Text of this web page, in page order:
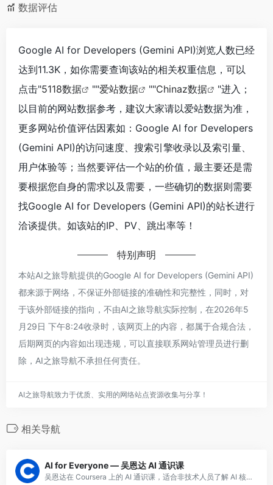
数据评估
Google AI for Developers (Gemini API)浏览人数已经
达到11.3K，如你需要查询该站的相关权重信息，可以
点击"5118数据 ""爱站数据 ""Chinaz数据
"进入；
以目前的网站数据参考，建议大家请以爱站数据为准，
更多网站价值评估因素如：Google AI for Developers
(Gemini API)的访问速度、搜索引擎收录以及索引量、
用户体验等；当然要评估一个站的价值，最主要还是需
要根据您自身的需求以及需要，一些确切的数据则需要
找Google AI for Developers (Gemini API)的站长进行
洽谈提供。如该站的IP、PV、跳出率等！
特别声明
本站AI之旅导航提供的Google AI for Developers (Gemini API)
都来源于网络，不保证外部链接的准确性和完整性，同时，对
于该外部链接的指向，不由AI之旅导航实际控制，在2026年5
月29日 下午8:24收录时，该网页上的内容，都属于合规合法，
后期网页的内容如出现违规，可以直接联系网站管理员进行删
除，AI之旅导航不承担任何责任。
AI之旅导航致力于优质、实用的网络站点资源收集与分享！
相关导航
AI for Everyone — 吴恩达 AI 通识课
吴恩达在 Coursera 上的 AI 通识课，适合非技术人员了解 AI 核心概念、工作流程和商业应用。零基础友好。